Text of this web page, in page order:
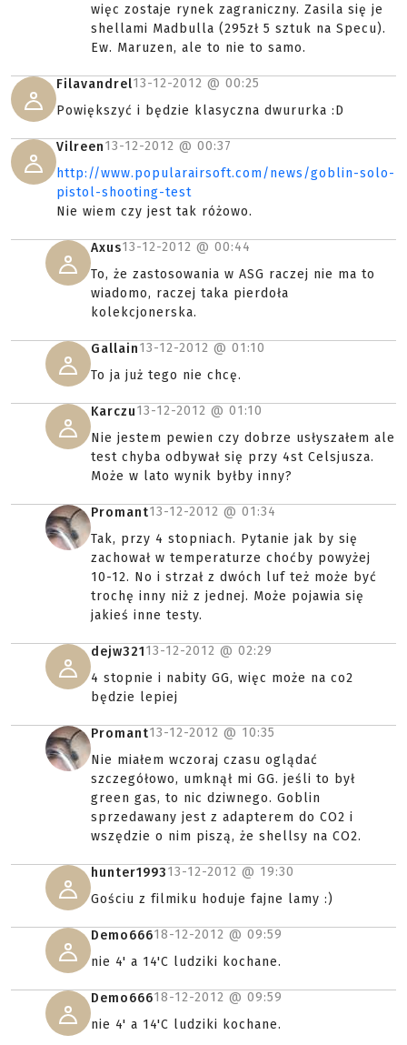
więc zostaje rynek zagraniczny. Zasila się je
shellami Madbulla (295zł 5 sztuk na Specu).
Ew. Maruzen, ale to nie to samo.
Filavandrel13-12-2012 @ 00:25
Powiększyć i będzie klasyczna dwururka :D
Vilreen13-12-2012 @ 00:37
http://www.popularairsoft.com/news/goblin-solo-
pistol-shooting-test
Nie wiem czy jest tak różowo.
Axus13-12-2012 @ 00:44
To, że zastosowania w ASG raczej nie ma to
wiadomo, raczej taka pierdoła
kolekcjonerska.
Gallain13-12-2012 @ 01:10
To ja już tego nie chcę.
Karczu13-12-2012 @ 01:10
Nie jestem pewien czy dobrze usłyszałem ale
test chyba odbywał się przy 4st Celsjusza.
Może w lato wynik byłby inny?
Promant13-12-2012 @ 01:34
Tak, przy 4 stopniach. Pytanie jak by się
zachował w temperaturze choćby powyżej
10-12. No i strzał z dwóch luf też może być
trochę inny niż z jednej. Może pojawia się
jakieś inne testy.
dejw32113-12-2012 @ 02:29
4 stopnie i nabity GG, więc może na co2
będzie lepiej
Promant13-12-2012 @ 10:35
Nie miałem wczoraj czasu oglądać
szczegółowo, umknął mi GG. jeśli to był
green gas, to nic dziwnego. Goblin
sprzedawany jest z adapterem do CO2 i
wszędzie o nim piszą, że shellsy na CO2.
hunter199313-12-2012 @ 19:30
Gościu z filmiku hoduje fajne lamy :)
Demo66618-12-2012 @ 09:59
nie 4' a 14'C ludziki kochane.
Demo66618-12-2012 @ 09:59
nie 4' a 14'C ludziki kochane.